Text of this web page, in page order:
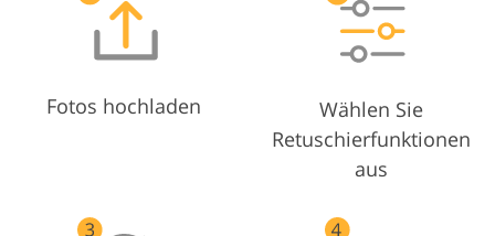
Fotos hochladen
Wählen Sie
Retuschierfunktionen
aus